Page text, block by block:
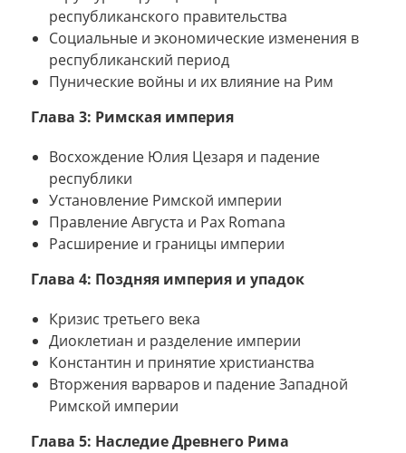
республиканского правительства
Социальные и экономические изменения в
республиканский период
Пунические войны и их влияние на Рим
Глава 3: Римская империя
Восхождение Юлия Цезаря и падение
республики
Установление Римской империи
Правление Августа и Pax Romana
Расширение и границы империи
Глава 4: Поздняя империя и упадок
Кризис третьего века
Диоклетиан и разделение империи
Константин и принятие христианства
Вторжения варваров и падение Западной
Римской империи
Глава 5: Наследие Древнего Рима